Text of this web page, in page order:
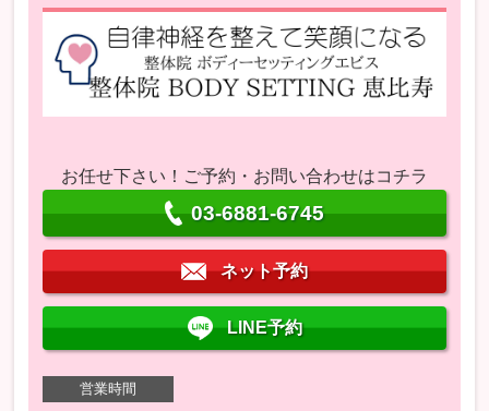
お任せ下さい！ご予約・お問い合わせはコチラ
03-6881-6745
ネット予約
LINE予約
営業時間